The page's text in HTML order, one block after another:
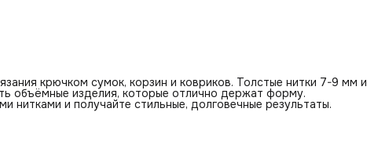
крючком сумок, корзин и ковриков. Толстые нитки 7-9 мм и
объёмные изделия, которые отлично держат форму.
нитками и получайте стильные, долговечные результаты.